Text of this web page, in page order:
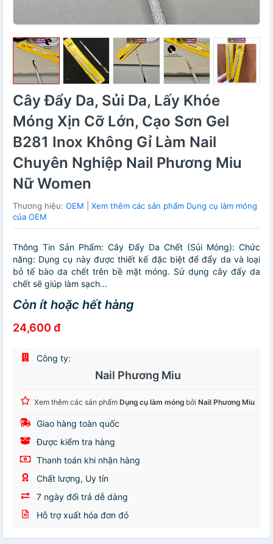
Cây Đẩy Da, Sủi Da, Lấy Khóe
Móng Xịn Cỡ Lớn, Cạo Sơn Gel
B281 Inox Không Gỉ Làm Nail
Chuyên Nghiệp Nail Phương Miu
Nữ Women
Thương hiệu: OEM
Xem thêm các sản phẩm Dụng cụ làm móng
của OEM
Thông Tin Sản Phẩm: Cây Đẩy Da Chết (Sủi Móng): Chức
năng: Dụng cụ này được thiết kế đặc biệt để đẩy da và loại
bỏ tế bào da chết trên bề mặt móng. Sử dụng cây đẩy da
chết sẽ giúp làm sạch...
Còn ít hoặc hết hàng
24,600 đ
Công ty:
Nail Phương Miu
Xem thêm các sản phẩm Dụng cụ làm móng bởi Nail Phương Miu
Giao hàng toàn quốc
Được kiểm tra hàng
Thanh toán khi nhận hàng
Chất lượng, Uy tín
7 ngày đổi trả dễ dàng
Hỗ trợ xuất hóa đơn đỏ